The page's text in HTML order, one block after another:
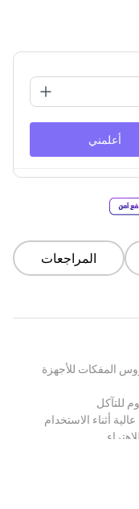
أعلمني
المراجعات
المفكات للأجهزة
للتآكل
أثناء الاستخدام